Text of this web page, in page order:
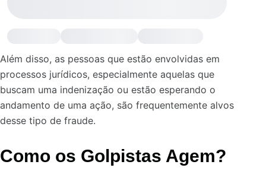
Além disso, as pessoas que estão envolvidas em
processos jurídicos, especialmente aquelas que
buscam uma indenização ou estão esperando o
andamento de uma ação, são frequentemente alvos
desse tipo de fraude.
Como os Golpistas Agem?